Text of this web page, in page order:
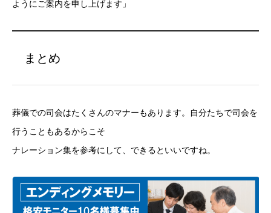
ようにご案内を申し上げます」
まとめ
葬儀での司会はたくさんのマナーもあります。自分たちで司会を
行うこともあるからこそ
ナレーション集を参考にして、できるといいですね。